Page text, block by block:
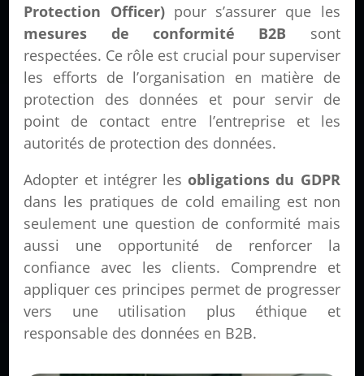
Protection Officer)pour s’assurer que les
mesures de conformité B2B sont
respectées. Ce rôle est crucial pour superviser
les efforts de l’organisation en matière de
protection des données et pour servir de
point de contact entre l’entreprise et les
autorités de protection des données.
Adopter et intégrer lesobligations du GDPR
dans les pratiques de cold emailing est non
seulement une question de conformité mais
aussi une opportunité de renforcer la
confiance avec les clients. Comprendre et
appliquer ces principes permet de progresser
vers une utilisation plus éthique et
responsable des données en B2B.